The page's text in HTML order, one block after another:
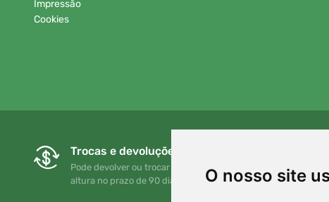
O nosso site
Impressão
Cookies
Trocas e devoluções gratuitas
Pode devolver ou trocar a sua encomenda em qualquer
altura no prazo de 90 dias